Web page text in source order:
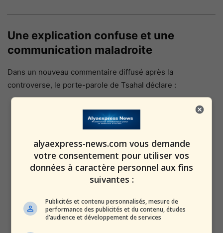
Une explication confuse et une
communication maladroite
Dans un nouveau commentaire diffusé après la
controverse, le porte-parole de Tsahal déclare :
« LE CHEF D’ÉTAT-MAJOR N’A PAS
PARTICIPÉ EN RAISON D’UN
MARIAGE, APRÈS MISE À JOUR ET
COORDINATION.
LA RÉPONSE INITIALE ÉTAIT
INCORRECTE, TRANSMISE DE
BONNE FOI.
TOUTE TENTATIVE DE PRÉSENTER
alyaexpress-news.com vous demande
votre consentement pour utiliser vos
données à caractère personnel aux fins
suivantes :
Publicités et contenu personnalisés, mesure de
performance des publicités et du contenu, études
d’audience et développement de services